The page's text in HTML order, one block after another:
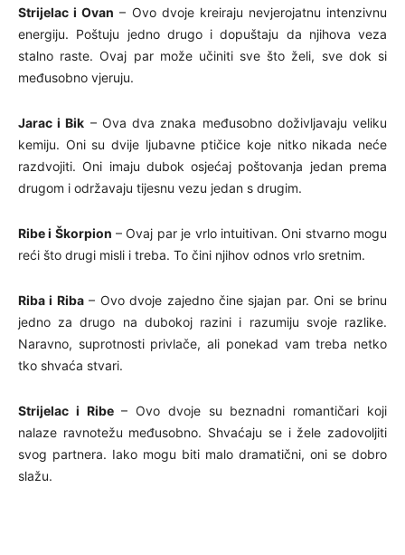
Strijelac i Ovan – Ovo dvoje kreiraju nevjerojatnu intenzivnu
energiju. Poštuju jedno drugo i dopuštaju da njihova veza
stalno raste. Ovaj par može učiniti sve što želi, sve dok si
međusobno vjeruju.
Jarac i Bik – Ova dva znaka međusobno doživljavaju veliku
kemiju. Oni su dvije ljubavne ptičice koje nitko nikada neće
razdvojiti. Oni imaju dubok osjećaj poštovanja jedan prema
drugom i održavaju tijesnu vezu jedan s drugim.
Ribe i Škorpion – Ovaj par je vrlo intuitivan. Oni stvarno mogu
reći što drugi misli i treba. To čini njihov odnos vrlo sretnim.
Riba i Riba– Ovo dvoje zajedno čine sjajan par. Oni se brinu
jedno za drugo na dubokoj razini i razumiju svoje razlike.
Naravno, suprotnosti privlače, ali ponekad vam treba netko
tko shvaća stvari.
Strijelac i Ribe– Ovo dvoje su beznadni romantičari koji
nalaze ravnotežu međusobno. Shvaćaju se i žele zadovoljiti
svog partnera. Iako mogu biti malo dramatični, oni se dobro
slažu.